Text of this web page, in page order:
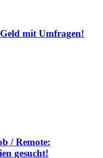
mit Umfragen!
/ Remote:
gesucht!